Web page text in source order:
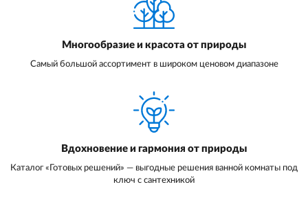
Многообразие и красота от природы
Самый большой ассортимент в широком ценовом диапазоне
Вдохновение и гармония от природы
Каталог «Готовых решений» — выгодные решения ванной комнаты под
ключ с сантехникой